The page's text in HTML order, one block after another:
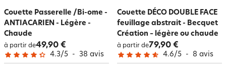
Couette Passerelle /Bi-ome -
ANTIACARIEN - Légère -
Chaude
à partir de49,90 €
4.3/5 - 38 avis
Couette DÉCO DOUBLE FACE
feuillage abstrait - Becquet
Création – légère ou chaude
à partir de79,90 €
4.6/5 - 8 avis